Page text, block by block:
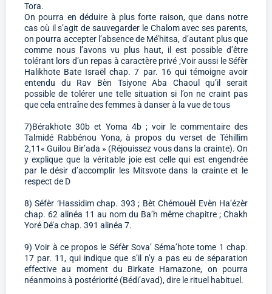
Tora.
On pourra en déduire à plus forte raison, que dans notre
cas où il s’agit de sauvegarder le Chalom avec ses parents,
on pourra accepter l’absence de Mé’hitsa, d’autant plus que
comme nous l’avons vu plus haut, il est possible d’être
tolérant lors d’un repas à caractère privé ;Voir aussi le Séfèr
Halikhote Bate Israël chap. 7 par. 16 qui témoigne avoir
entendu du Rav Bèn Tsiyone Aba Chaoul qu’il serait
possible de tolérer une telle situation si l’on ne craint pas
que cela entraîne des femmes à danser à la vue de tous
7)Bérakhote 30b et Yoma 4b ; voir le commentaire des
Talmidé Rabbénou Yona, à propos du verset de Téhillim
2,11« Guilou Bir’ada » (Réjouissez vous dans la crainte). On
y explique que la véritable joie est celle qui est engendrée
par le désir d’accomplir les Mitsvote dans la crainte et le
respect de D
8) Séfèr ‘Hassidim chap. 393 ; Bèt Chémouèl Evèn Ha’ézèr
chap. 62 alinéa 11 au nom du Ba’h même chapitre ; Chakh
Yoré Dé’a chap. 391 alinéa 7.
9) Voir à ce propos le Séfèr Sova’ Séma’hote tome 1 chap.
17 par. 11, qui indique que s’il n’y a pas eu de séparation
effective au moment du Birkate Hamazone, on pourra
néanmoins à postériorité (Bédi’avad), dire le rituel habituel.